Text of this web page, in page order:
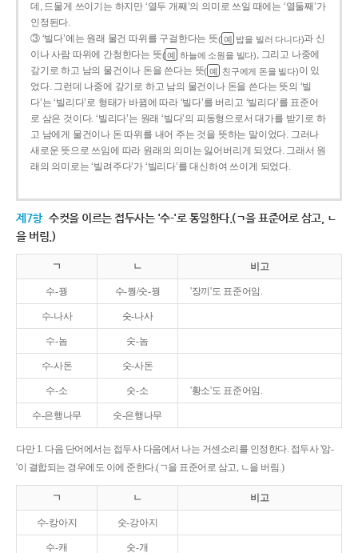
데, 드물게 쓰이기는 하지만 ‘열두 개째’의 의미로 쓰일 때에는 ‘열둘째’가
인정된다.
③ ‘빌다’에는 원래 물건 따위를 구걸한다는 뜻( 예 밥을 빌러 다니다)과 신
이나 사람 따위에 간청한다는 뜻( 예 하늘에 소원을 빌다), 그리고 나중에
갚기로 하고 남의 물건이나 돈을 쓴다는 뜻( 예 친구에게 돈을 빌다)이 있
었다. 그런데 나중에 갚기로 하고 남의 물건이나 돈을 쓴다는 뜻의 ‘빌
다’는 ‘빌리다’로 형태가 바뀜에 따라 ‘빌다’를 버리고 ‘빌리다’를 표준어
로 삼은 것이다. ‘빌리다’는 원래 ‘빌다’의 피동형으로서 대가를 받기로 하
고 남에게 물건이나 돈 따위를 내어 주는 것을 뜻하는 말이었다. 그러나
새로운 뜻으로 쓰임에 따라 원래의 의미는 잃어버리게 되었다. 그래서 원
래의 의미로는 ‘빌려주다’가 ‘빌리다’를 대신하여 쓰이게 되었다.
제7항 수컷을 이르는 접두사는 '수-'로 통일한다.(ㄱ을 표준어로 삼고, ㄴ
을 버림.)
ㄱ ㄴ 비고
수-꿩 수-퀑/숫-꿩 '장끼'도 표준어임.
수-나사 숫-나사
수-놈 숫-놈
수-사돈 숫-사돈
수-소 숫-소 '황소'도 표준어임.
수-은행나무 숫-은행나무
다만 1. 다음 단어에서는 접두사 다음에서 나는 거센소리를 인정한다. 접두사 '암-
'이 결합되는 경우에도 이에 준한다.(ㄱ을 표준어로 삼고, ㄴ을 버림.)
ㄱ ㄴ 비고
수-캉아지 숫-강아지
수-캐 숫-개